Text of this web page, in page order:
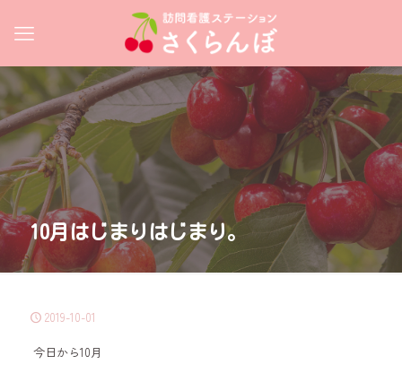
10月はじまりはじまり。
2019-10-01
今日から10月